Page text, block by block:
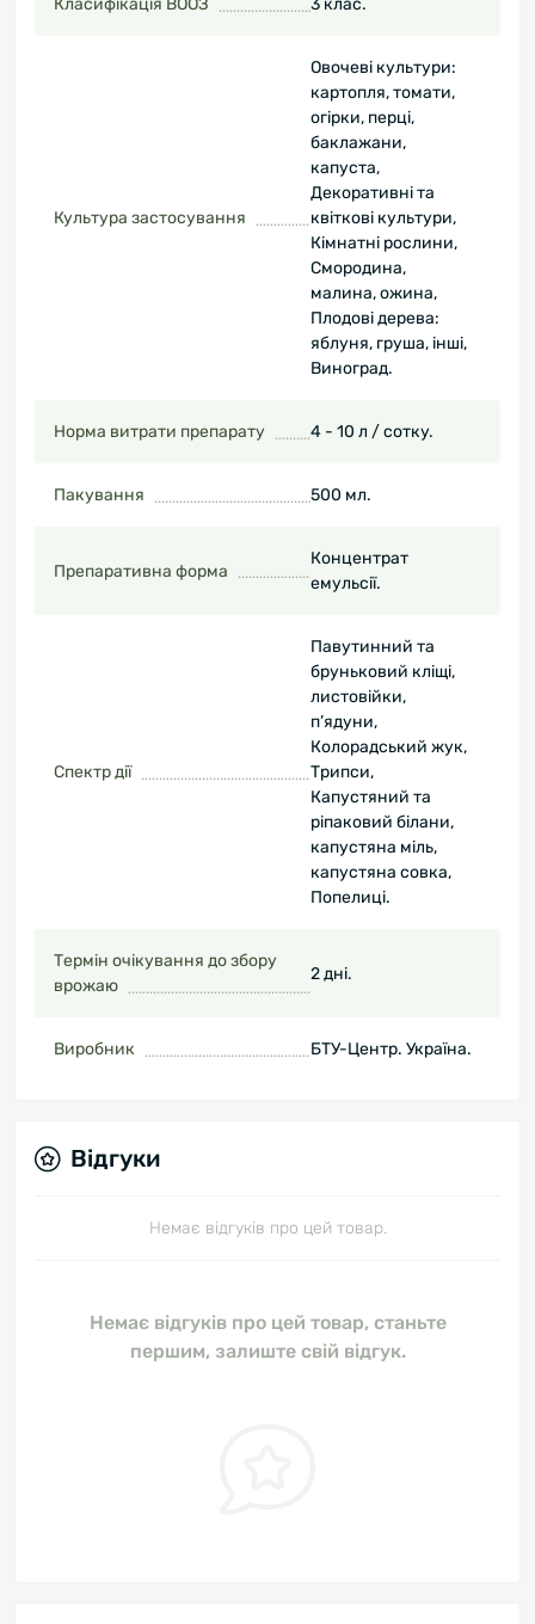
Класифікація ВООЗ 3 клас.
Культура застосування
Овочеві культури:
картопля, томати,
огірки, перці,
баклажани,
капуста,
Декоративні та
квіткові культури,
Кімнатні рослини,
Смородина,
малина, ожина,
Плодові дерева:
яблуня, груша, інші,
Виноград.
Норма витрати препарату 4 - 10 л / сотку.
Пакування 500 мл.
Препаративна форма
Концентрат
емульсії.
Спектр дії
Павутинний та
бруньковий кліщі,
листовійки,
п’ядуни,
Колорадський жук,
Трипси,
Капустяний та
ріпаковий білани,
капустяна міль,
капустяна совка,
Попелиці.
Термін очікування до збору
врожаю
2 дні.
Виробник БТУ-Центр. Україна.
Відгуки
Немає відгуків про цей товар.
Немає відгуків про цей товар, станьте
першим, залиште свій відгук.